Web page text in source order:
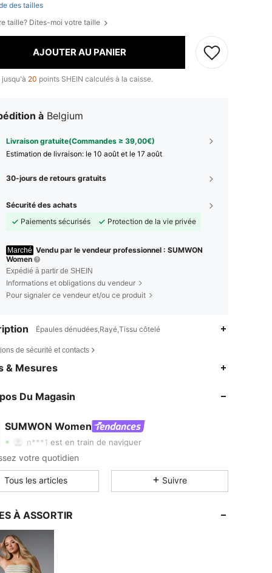
des tailles
taille? Dites-moi votre taille
AJOUTER AU PANIER
jusqu'à 20 points SHEIN calculés à la caisse.
à Belgium
Livraison gratuite(Commandes ≥ 39,00€)
Estimation de livraison: le 10 août et le 17 août
30-jours de retours gratuits
Sécurité des achats
Paiements sécurisés
Protection de la vie privée
Marché Vendu par le vendeur professionnel : SUMWON
Women
Expédié à partir de SHEIN
Informations et obligations du vendeur
Pour signaler ce vendeur et/ou ce produit
Épaules dénudées,Rayé,Tissu côtelé
de sécurité et contacts
& Mesures
Du Magasin
SUMWON Women
4,81
7.9K
4,81
7.9K 868K
n***1 est en train de naviguer
4,81
7.9K
868K
votre quotidien
Tous les articles Suivre
À ASSORTIR